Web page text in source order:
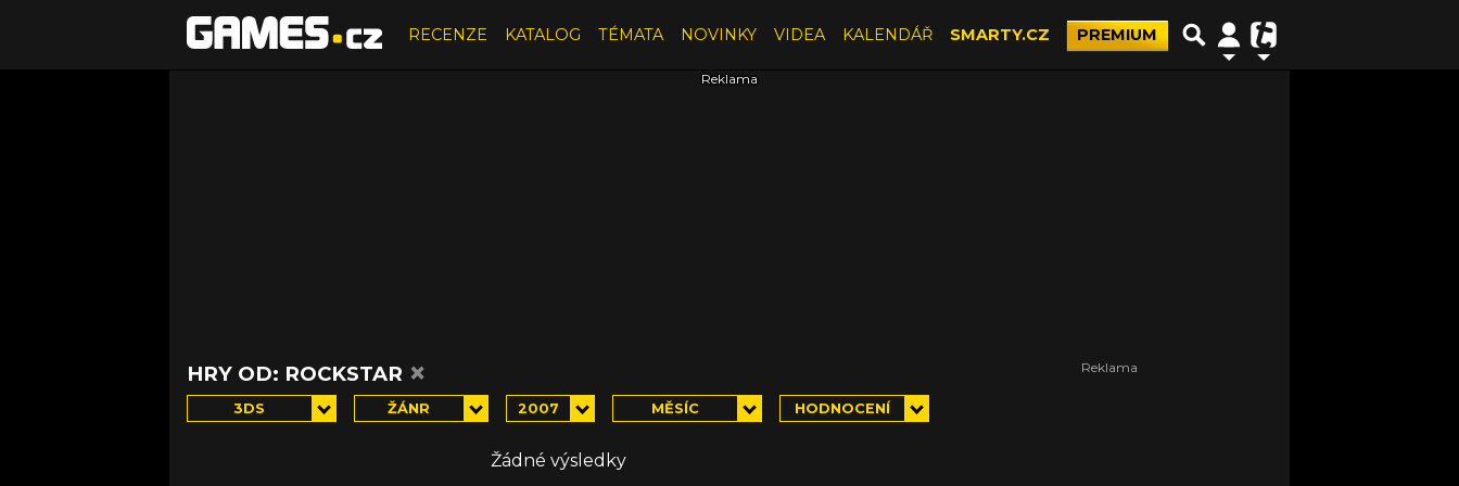
RECENZE KATALOG TÉMATA NOVINKY VIDEA KALENDÁŘ SMARTY.CZ PREMIUM
HRY OD: ROCKSTAR ×
3DS ŽÁNR 2007 MĚSÍC HODNOCENÍ
Žádné výsledky